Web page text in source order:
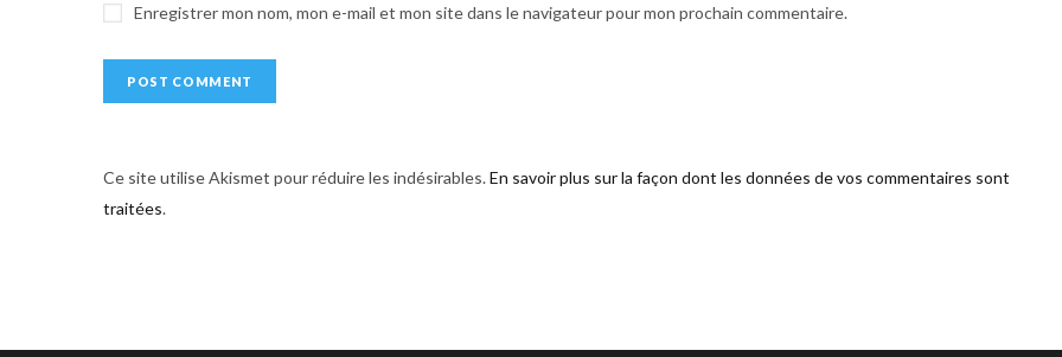
Enregistrer mon nom, mon e-mail et mon site dans le navigateur pour mon prochain commentaire.
:
Ce site utilise Akismet pour réduire les indésirables.En savoir plus sur la façon dont les données de vos commentaires sont
traitées.